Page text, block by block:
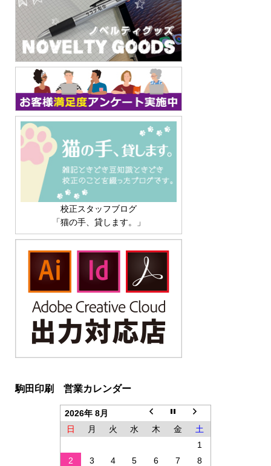
校正スタッフブログ
「猫の手、貸します。」
駒田印刷 営業カレンダー
2026年 8月
日
月 火 水 木 金
土
1
2
3 4 5 6 7
8